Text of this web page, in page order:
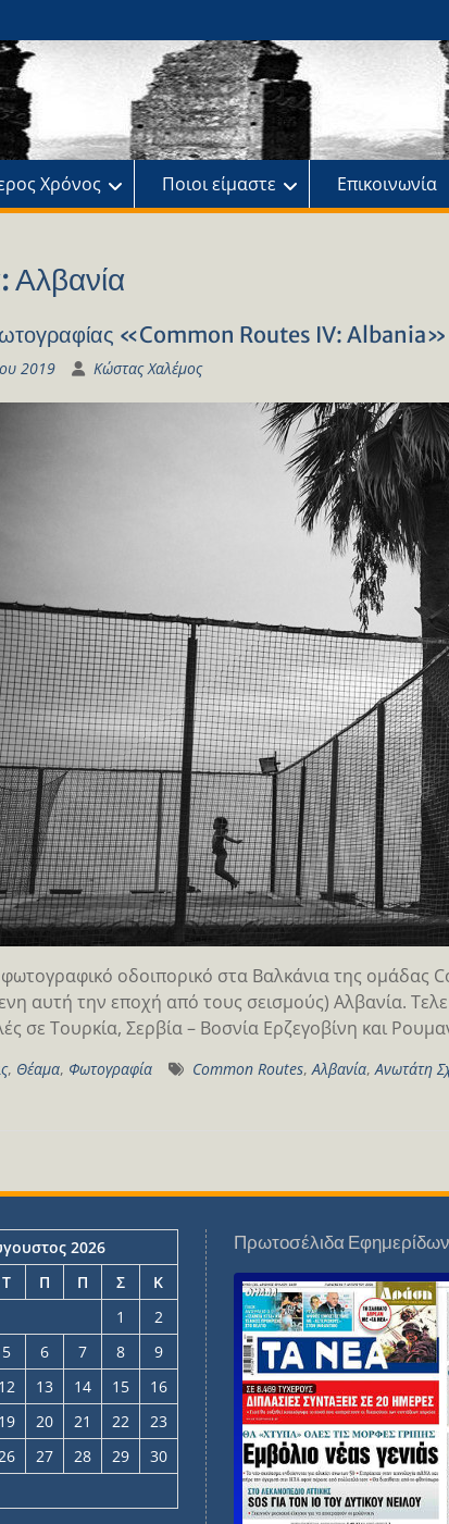
Χρόνος Ποιοι είμαστε Επικοινωνία
Αλβανία
«Common Routes IV: Albania»
2019 Κώστας Χαλέμος
οδοιπορικό στα Βαλκάνια της ομάδας
αυτή την εποχή από τους σεισμούς) Αλβανία.
σε Τουρκία, Σερβία – Βοσνία Ερζεγοβίνη και
, Θέαμα, Φωτογραφία Common Routes,Αλβανία,Ανωτάτη
2026
Τ Π Π Σ
Κ
1
2
5 6 7 8
9
12 13 14 15
16
19 20 21 22
23
27 28 29
30
Πρωτοσέλιδα Εφημερίδων